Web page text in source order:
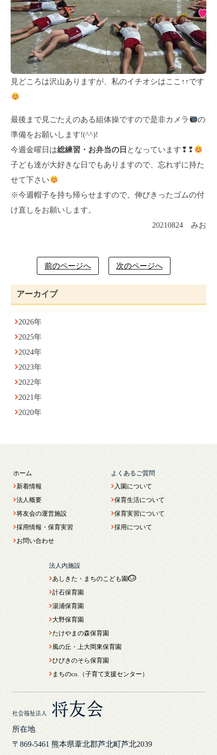
アーカイブ
2026年
2025年
2024年
2023年
2022年
2021年
2020年
見どころは沢山ありますが、私のイチオシはここ↑↑です
最後まで見ごたえのある組体操ですので是非カメラ
の
準備をお願いします!(^^)!
今週金曜日は総練習・お弁当の日 となっています❢❢
子ども達が大好きな日でもありますので、忘れずに持た
せて下さい
※今週帽子を持ち帰らせますので、伸びきったゴムの付
け直しをお願いします。
20210824 みお
前のページへ 次のページへ
社会福祉法人 将友会
所在地
〒869-5461 熊本県葦北郡芦北町芦北2039
ホーム
新着情報
法人概要
将友会の運営施設
採用情報・保育実習
お問い合わせ
よくあるご質問
入園について
保育生活について
保育実習について
採用について
法人内施設
あしきた・まちのこども園
計石保育園
湯浦保育園
大野保育園
たけやまの森保育園
風の丘・上大岡東保育園
ひびきのそら保育園
まちのco.（子育て支援センター）